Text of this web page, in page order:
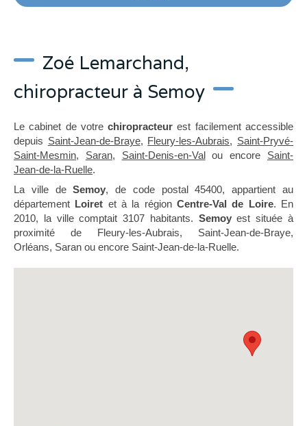
Zoé Lemarchand,
chiropracteur à Semoy
Le cabinet de votrechiropracteur est facilement accessible
depuis Saint-Jean-de-Braye, Fleury-les-Aubrais, Saint-Pryvé-
Saint-Mesmin, Saran, Saint-Denis-en-Valou encore Saint-
Jean-de-la-Ruelle.
La ville deSemoy, de code postal 45400, appartient au
département Loiret et à la régionCentre-Val de Loire. En
2010, la ville comptait 3107 habitants. Semoyest située à
proximité de Fleury-les-Aubrais, Saint-Jean-de-Braye,
Orléans, Saran ou encore Saint-Jean-de-la-Ruelle.